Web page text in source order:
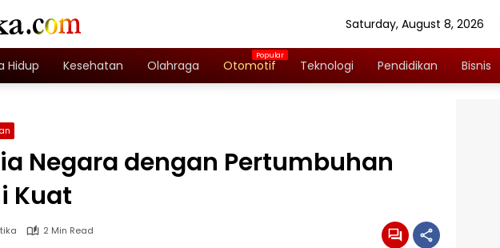
Saturday, August 8, 2026
Hidup Kesehatan Olahraga Otomotif Teknologi Pendidikan Bisnis
Negara dengan Pertumbuhan
Kuat
2 Min Read